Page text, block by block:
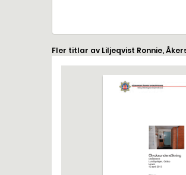
Fler titlar av Liljeqvist Ronnie,